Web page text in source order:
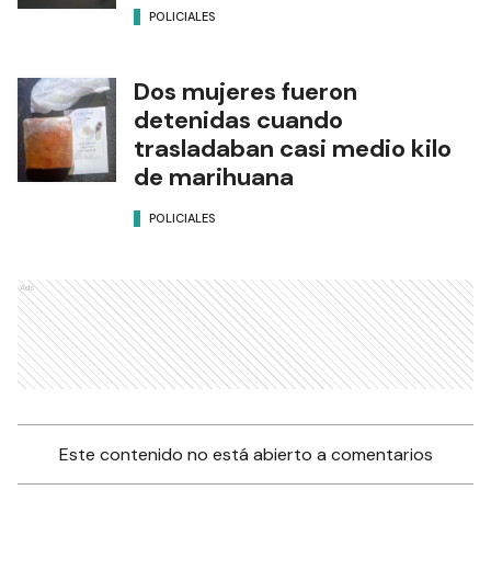
POLICIALES
Dos mujeres fueron
detenidas cuando
trasladaban casi medio kilo
de marihuana
POLICIALES
Ads
Este contenido no está abierto a comentarios